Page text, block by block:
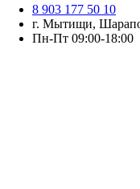
8 903 177 50 10
г. Мытищи,
Пн-Пт 09:00-18:00